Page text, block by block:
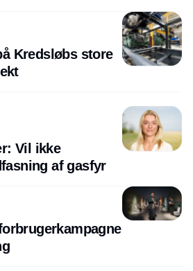
Kredsløbs store
Vil ikke
af gasfyr